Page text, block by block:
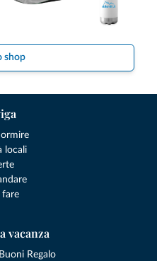
shop
locali
fare
vacanza
Regalo